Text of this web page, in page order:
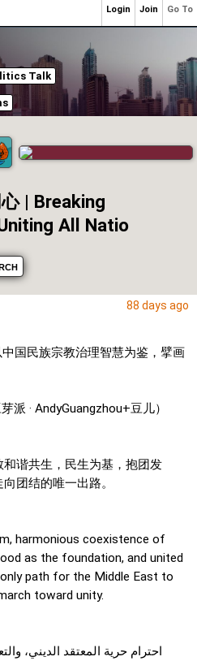
Talk
| Breaking
All Natio
88 days ago
国民族宗教治理智慧为鉴，擘画
芽派 · AndyGuangzhou+豆儿）
谐共生，民生为基，抱团发
团结的唯一出路。
harmonious coexistence of
as the foundation, and united
path for the Middle East to
toward unity.
احترام حرية المعتقد الديني،
Go To
Join
Login